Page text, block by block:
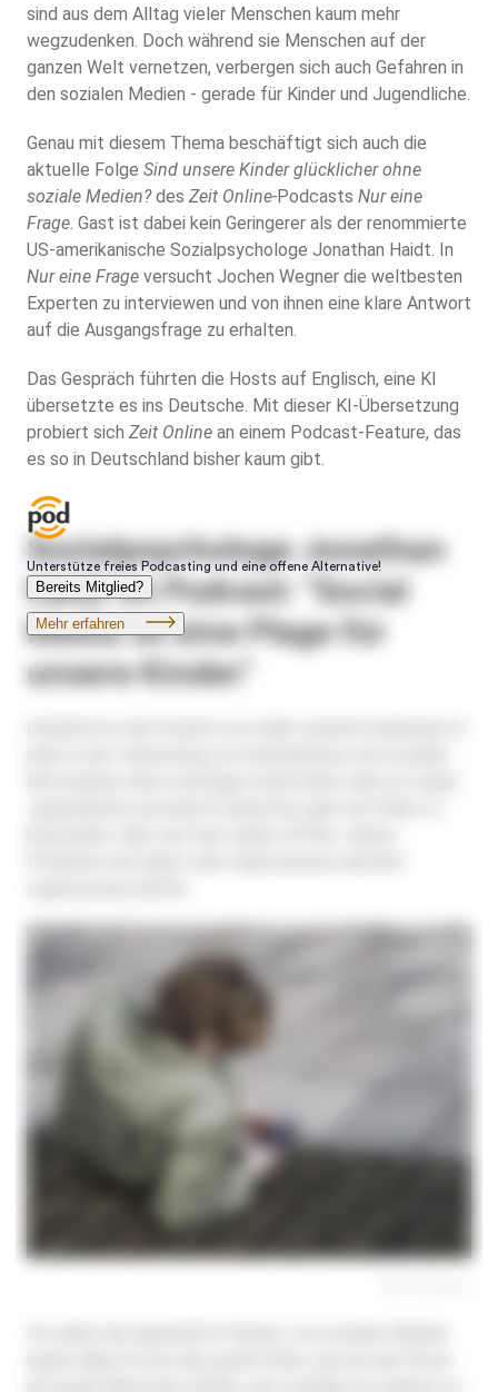
sind aus dem Alltag vieler Menschen kaum mehr
wegzudenken. Doch während sie Menschen auf der
ganzen Welt vernetzen, verbergen sich auch Gefahren in
den sozialen Medien - gerade für Kinder und Jugendliche.
Genau mit diesem Thema beschäftigt sich auch die
aktuelle Folge Sind unsere Kinder glücklicher ohne
soziale Medien?des Zeit Online-Podcasts Nur eine
Frage. Gast ist dabei kein Geringerer als der renommierte
US-amerikanische Sozialpsychologe Jonathan Haidt. In
Nur eine Frage versucht Jochen Wegner die weltbesten
Experten zu interviewen und von ihnen eine klare Antwort
auf die Ausgangsfrage zu erhalten.
Das Gespräch führten die Hosts auf Englisch, eine KI
übersetzte es ins Deutsche. Mit dieser KI-Übersetzung
probiert sich Zeit Online an einem Podcast-Feature, das
es so in Deutschland bisher kaum gibt.
Sozialpsychologe Jonathan
Haidt im Podcast: "Social
Media ist eine Plage für
unsere Kinder."